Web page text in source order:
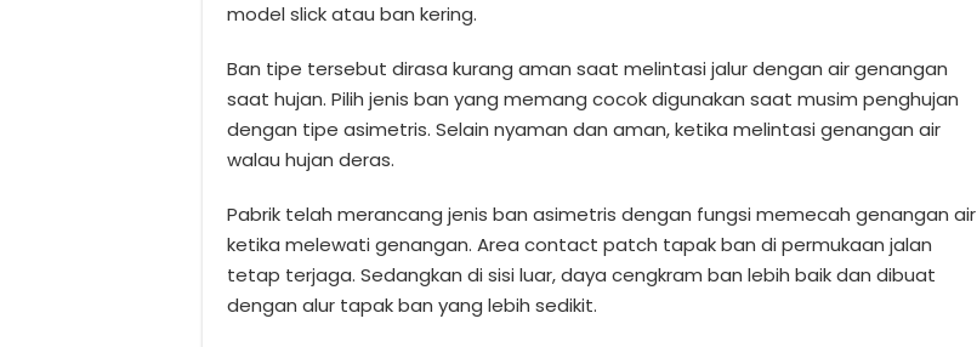
model slick atau ban kering.
Ban tipe tersebut dirasa kurang aman saat melintasi jalur dengan air genangan
saat hujan. Pilih jenis ban yang memang cocok digunakan saat musim penghujan
dengan tipe asimetris. Selain nyaman dan aman, ketika melintasi genangan air
walau hujan deras.
Pabrik telah merancang jenis ban asimetris dengan fungsi memecah genangan air
ketika melewati genangan. Area contact patch tapak ban di permukaan jalan
tetap terjaga. Sedangkan di sisi luar, daya cengkram ban lebih baik dan dibuat
dengan alur tapak ban yang lebih sedikit.